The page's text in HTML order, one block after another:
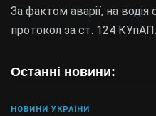
Останні новини:
НОВИНИ УКРАЇНИ
За фактом аварії, на водія
протокол за ст. 124 КУпАП.